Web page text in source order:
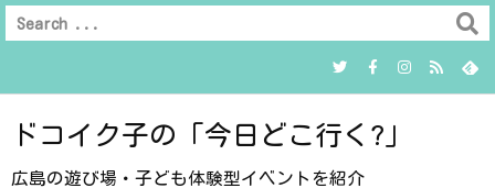
ドコイク子の「今日どこ行く?」
広島の遊び場・子ども体験型イベントを紹介